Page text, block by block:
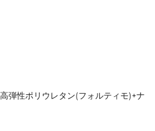
弾性ポリウレタン(フォルティモ)+ナ